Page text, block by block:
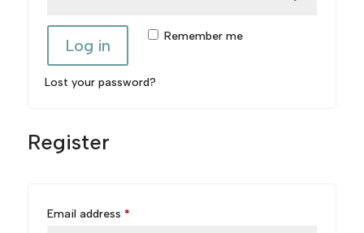
Remember me
Log in
Lost your password?
Register
Email address *Required